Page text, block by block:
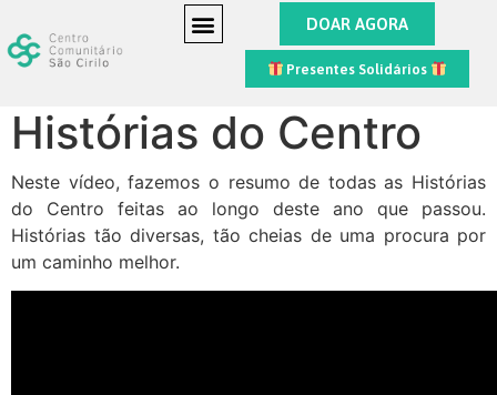
DOAR AGORA
Presentes Solidários
Histórias do Centro
Neste vídeo, fazemos o resumo de todas as Histórias
do Centro feitas ao longo deste ano que passou.
Histórias tão diversas, tão cheias de uma procura por
um caminho melhor.